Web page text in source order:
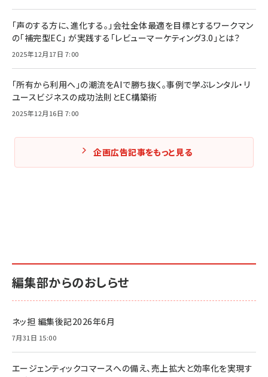
「声のする方に、進化する。」会社全体最適を目標とするワークマン
の「補完型EC」 が実践する「レビューマーケティング3.0」とは？
2025年12月17日 7:00
「所有から利用へ」の潮流をAIで勝ち抜く。事例で学ぶレンタル・リ
ユースビジネスの成功法則とEC構築術
2025年12月16日 7:00
企画広告記事をもっと見る
編集部からのおしらせ
ネッ担 編集後記2026年6月
7月31日 15:00
エージェンティックコマースへの備え、売上拡大と効率化を実現す